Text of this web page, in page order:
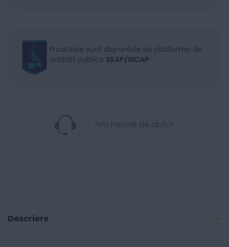
Produsele sunt disponibile pe platforma de
achizitii publice SEAP/SICAP
Am nevoie de ajutor
Descriere